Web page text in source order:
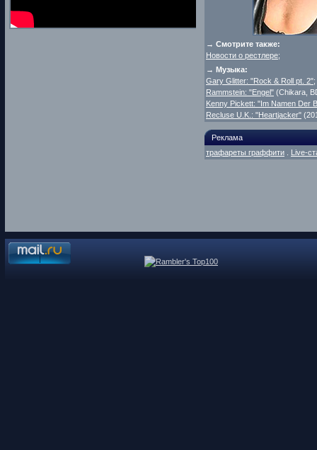
→ Смотрите также:
Новости о рестлере;
→ Музыка:
Gary Glitter: "Rock & Roll pt. 2";
Rammstein: "Engel" (Chikara,
Kenny Pickett: "Im Namen Der
Recluse U.K.: "Heartjacker"
Реклама
трафареты граффити
Live-